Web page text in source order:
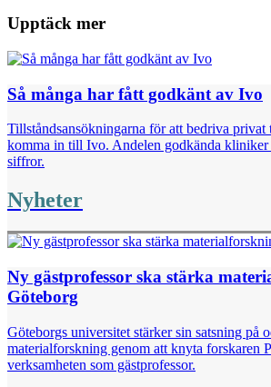
Upptäck mer
Så många har fått godkänt av Ivo
Tillståndsansökningarna för att bedriva privat
komma in till Ivo. Andelen godkända kliniker
siffror.
Nyheter
Ny gästprofessor ska stärka
Göteborg
Göteborgs universitet stärker sin satsning på
materialforskning genom att knyta forskaren
verksamheten som gästprofessor.